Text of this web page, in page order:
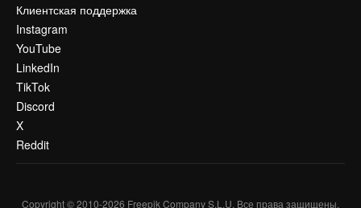
Клиентская поддержка
Instagram
YouTube
LinkedIn
TikTok
Discord
X
Reddit
Copyright © 2010-2026 Freepik Company S.L.U. Все права защищены.